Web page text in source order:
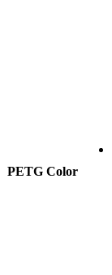
PETG Color